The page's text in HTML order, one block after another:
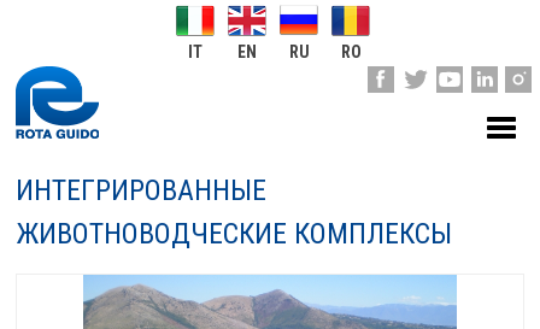
IT EN RU RO
ИНТЕГРИРОВАННЫЕ
ЖИВОТНОВОДЧЕСКИЕ КОМПЛЕКСЫ